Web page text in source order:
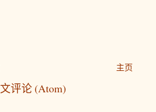
主页
评论 (Atom)